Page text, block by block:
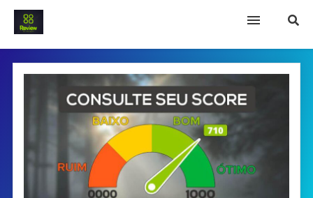
INICIO
Termo e Condições
Política Privacidade
SOBRE NÓS